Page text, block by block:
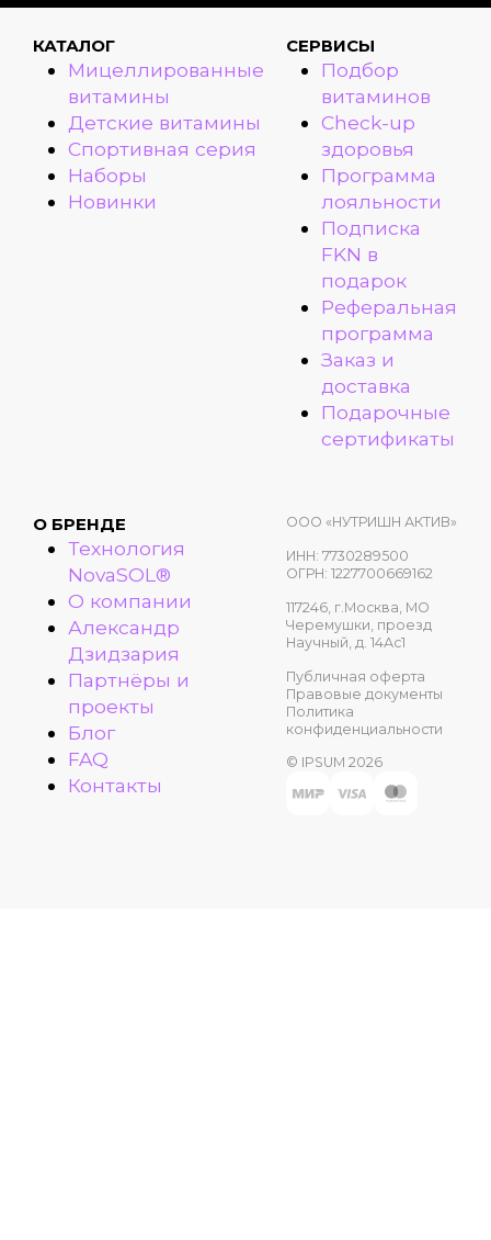
КАТАЛОГ
Мицеллированные
витамины
Детские витамины
Спортивная серия
Наборы
Новинки
СЕРВИСЫ
Подбор
витаминов
Check-up
здоровья
Программа
лояльности
Подписка
FKN в
подарок
Реферальная
программа
Заказ и
доставка
Подарочные
сертификаты
О БРЕНДЕ
Технология
NovaSOL®
О компании
Александр
Дзидзария
Партнёры и
проекты
Блог
FAQ
Контакты
ООО «НУТРИШН АКТИВ»
ИНН: 7730289500
ОГРН: 1227700669162
117246, г.Москва, МО
Черемушки, проезд
Научный, д. 14Ас1
Публичная оферта
Правовые документы
Политика
конфиденциальности
© IPSUM 2026